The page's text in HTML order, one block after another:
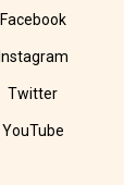
Facebook
Instagram
Twitter
YouTube